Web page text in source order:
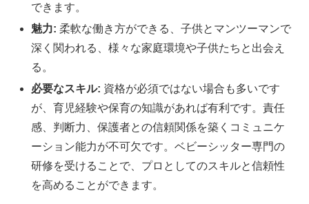
できます。
魅力: 柔軟な働き方ができる、子供とマンツーマンで
深く関われる、様々な家庭環境や子供たちと出会え
る。
必要なスキル: 資格が必須ではない場合も多いです
が、育児経験や保育の知識があれば有利です。責任
感、判断力、保護者との信頼関係を築くコミュニケ
ーション能力が不可欠です。ベビーシッター専門の
研修を受けることで、プロとしてのスキルと信頼性
を高めることができます。